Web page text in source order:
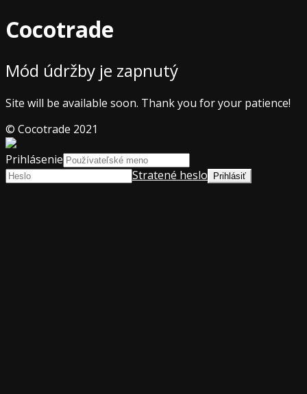
Cocotrade
Mód údržby je zapnutý
Site will be available soon. Thank you for your patience!
© Cocotrade 2021
Prihlásenie
Stratené heslo